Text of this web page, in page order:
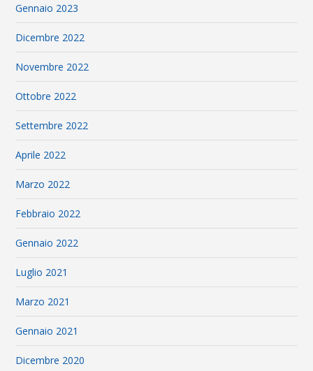
Gennaio 2023
Dicembre 2022
Novembre 2022
Ottobre 2022
Settembre 2022
Aprile 2022
Marzo 2022
Febbraio 2022
Gennaio 2022
Luglio 2021
Marzo 2021
Gennaio 2021
Dicembre 2020